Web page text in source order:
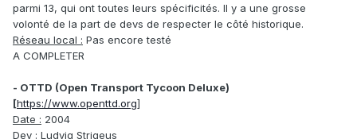
parmi 13, qui ont toutes leurs spécificités. Il y a une grosse
volonté de la part de devs de respecter le côté historique.
Réseau local : Pas encore testé
A COMPLETER
- OTTD (Open Transport Tycoon Deluxe)
[https://www.openttd.org]
Date : 2004
Dev : Ludvig Strigeus